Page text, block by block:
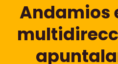
Andamios